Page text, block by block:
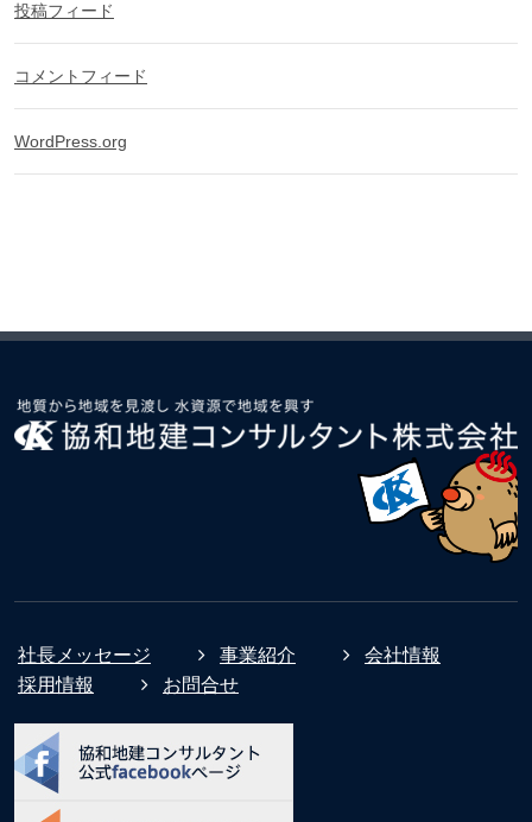
投稿フィード
コメントフィード
WordPress.org
社長メッセージ 事業紹介
会社情報
採用情報
お問合せ